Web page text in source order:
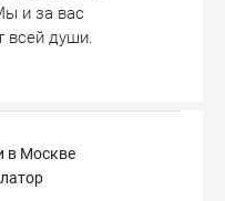
и за вас
всей души.
в Москве